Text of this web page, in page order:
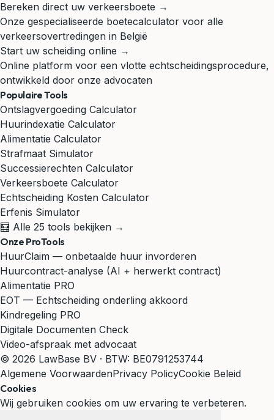
Bereken direct uw verkeersboete →
Onze gespecialiseerde boetecalculator voor alle
verkeersovertredingen in België
Start uw scheiding online →
Online platform voor een vlotte echtscheidingsprocedure,
ontwikkeld door onze advocaten
Populaire Tools
Ontslagvergoeding Calculator
Huurindexatie Calculator
Alimentatie Calculator
Strafmaat Simulator
Successierechten Calculator
Verkeersboete Calculator
Echtscheiding Kosten Calculator
Erfenis Simulator
🧮 Alle 25 tools bekijken →
Onze ProTools
HuurClaim — onbetaalde huur invorderen
Huurcontract-analyse (AI + herwerkt contract)
Alimentatie PRO
EOT — Echtscheiding onderling akkoord
Kindregeling PRO
Digitale Documenten Check
Video-afspraak met advocaat
© 2026 LawBase BV · BTW: BE0791253744
Algemene VoorwaardenPrivacy PolicyCookie Beleid
Cookies
Wij gebruiken cookies om uw ervaring te verbeteren.